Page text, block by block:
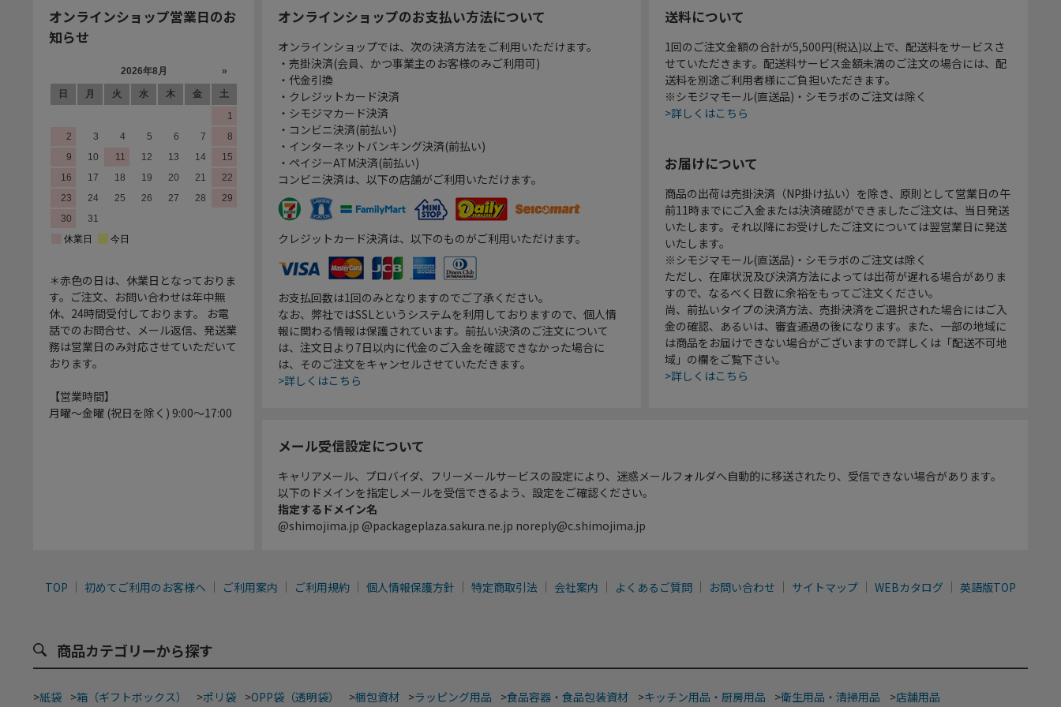
オンラインショップ営業日のお
知らせ
＊赤色の日は、休業日となっておりま
す。ご注文、お問い合わせは年中無
休、24時間受付しております。 お電
話でのお問合せ、メール返信、発送業
務は営業日のみ対応させていただいて
おります。
【営業時間】
月曜～金曜 (祝日を除く) 9:00～17:00
オンラインショップのお支払い方法について
オンラインショップでは、次の決済方法をご利用いただけます。
・売掛決済(会員、かつ事業主のお客様のみご利用可)
・代金引換
・クレジットカード決済
・シモジマカード決済
・コンビニ決済(前払い)
・インターネットバンキング決済(前払い)
・ペイジーATM決済(前払い)
コンビニ決済は、以下の店舗がご利用いただけます。
クレジットカード決済は、以下のものがご利用いただけます。
お支払回数は1回のみとなりますのでご了承ください。
なお、弊社ではSSLというシステムを利用しておりますので、個人情
報に関わる情報は保護されています。前払い決済のご注文について
は、注文日より7日以内に代金のご入金を確認できなかった場合に
は、そのご注文をキャンセルさせていただきます。
>詳しくはこちら
送料について
1回のご注文金額の合計が5,500円(税込)以上で、配送料をサービスさ
せていただきます。配送料サービス金額未満のご注文の場合には、配
送料を別途ご利用者様にご負担いただきます。
※シモジマモール(直送品)・シモラボのご注文は除く
>詳しくはこちら
お届けについて
商品の出荷は売掛決済（NP掛け払い）を除き、原則として営業日の午
前11時までにご入金または決済確認ができましたご注文は、当日発送
いたします。それ以降にお受けしたご注文については翌営業日に発送
いたします。
※シモジマモール(直送品)・シモラボのご注文は除く
ただし、在庫状況及び決済方法によっては出荷が遅れる場合がありま
すので、なるべく日数に余裕をもってご注文ください。
尚、前払いタイプの決済方法、売掛決済をご選択された場合にはご入
金の確認、あるいは、審査通過の後になります。また、一部の地域に
は商品をお届けできない場合がございますので詳しくは「配送不可地
域」の欄をご覧下さい。
>詳しくはこちら
メール受信設定について
キャリアメール、プロバイダ、フリーメールサービスの設定により、迷惑メールフォルダへ自動的に移送されたり、受信できない場合があります。
以下のドメインを指定しメールを受信できるよう、設定をご確認ください。
指定するドメイン名
@shimojima.jp @packageplaza.sakura.ne.jp noreply@c.shimojima.jp
TOP 初めてご利用のお客様へ ご利用案内 ご利用規約 個人情報保護方針 特定商取引法 会社案内 よくあるご質問 お問い合わせ サイトマップ WEBカタログ 英語版TOP
商品カテゴリーから探す
>紙袋 >箱（ギフトボックス） >ポリ袋 >OPP袋（透明袋） >梱包資材 >ラッピング用品 >食品容器・食品包装資材 >キッチン用品・厨房用品 >衛生用品・清掃用品 >店舗用品